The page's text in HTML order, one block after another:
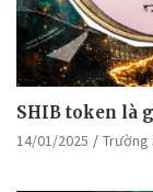
SHIB token là
14/01/2025 Trường